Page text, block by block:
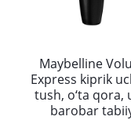
Maybelline
Express kiprik
tush, o‘ta qora,
barobar